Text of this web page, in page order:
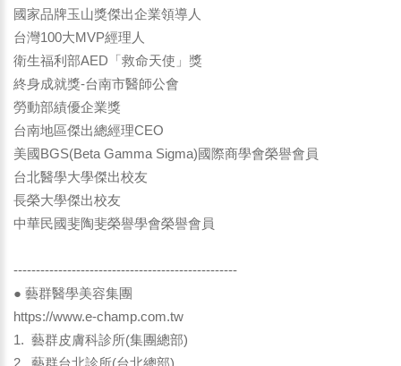
國家品牌玉山獎傑出企業領導人
台灣100大MVP經理人
衛生福利部AED「救命天使」獎
終身成就獎-台南市醫師公會
勞動部績優企業獎
台南地區傑出總經理CEO
美國BGS(Beta Gamma Sigma)國際商學會榮譽會員
台北醫學大學傑出校友
長榮大學傑出校友
中華民國斐陶斐榮譽學會榮譽會員
--------------------------------------------------
● 藝群醫學美容集團
https://www.e-champ.com.tw
1. 藝群皮膚科診所(集團總部)
2. 藝群台北診所(台北總部)